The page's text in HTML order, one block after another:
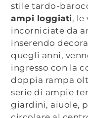
stile tardo-
ampi loggiati, le
incorniciate da
inserendo
quegli anni,
ingresso con la
doppia rampa
serie di ampie
giardini, aiuole,